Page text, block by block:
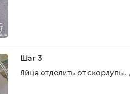
Шаг 3
Яйца отделить от